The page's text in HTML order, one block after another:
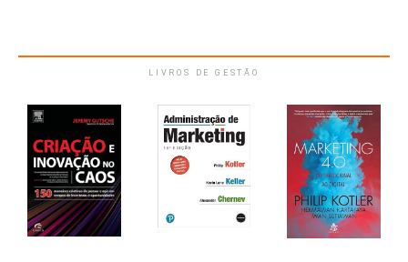
LIVROS DE GESTÃO